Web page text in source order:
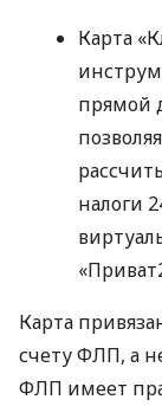
Карта
прямой
налоги
Карта
счету ФЛП, а
ФЛП имеет